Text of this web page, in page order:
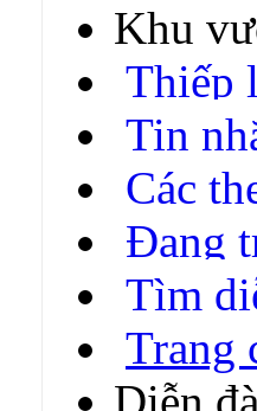
Khu
Thiếp
Tin
Các
Đang
Tìm
Trang
Diễn